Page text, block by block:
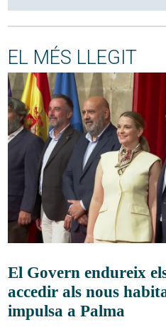
EL MÉS LLEGIT
El Govern endureix
accedir als nous
impulsa a Palma